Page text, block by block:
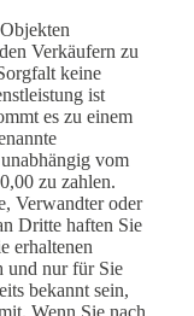
Verkäufern zu
keine
ist
es zu einem
vom
zu zahlen.
Verwandter oder
Dritte haften Sie
erhaltenen
und nur für Sie
bekannt sein,
Wenn Sie nach